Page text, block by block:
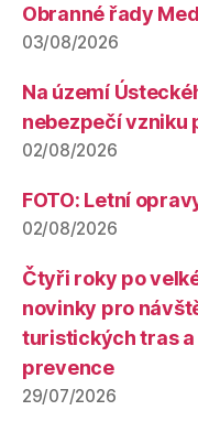
Obranné řady
03/08/2026
Na území
nebezpečí vzniku
02/08/2026
FOTO: Letní
02/08/2026
Čtyři roky po
novinky pro
turistických tras
prevence
29/07/2026